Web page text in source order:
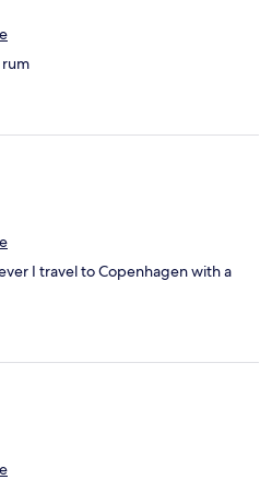
I travel to Copenhagen with a